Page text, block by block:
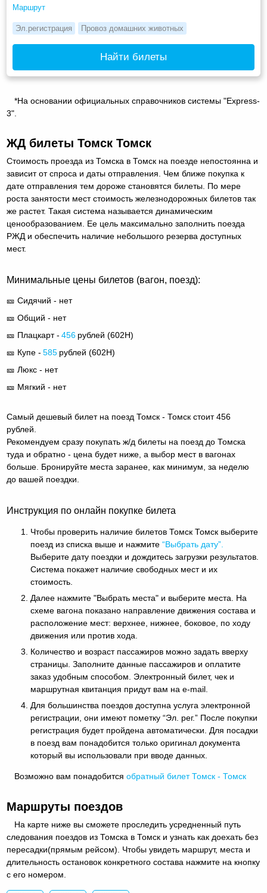
Маршрут
Эл.регистрация Провоз домашних животных
Найти билеты
*На основании официальных справочников системы "Express-
3".
ЖД билеты Томск Томск
Стоимость проезда из Томска в Томск на поезде непостоянна и
зависит от спроса и даты отправления. Чем ближе покупка к
дате отправления тем дороже становятся билеты. По мере
роста занятости мест стоимость железнодорожных билетов так
же растет. Такая система называется динамическим
ценообразованием. Ее цель максимально заполнить поезда
РЖД и обеспечить наличие небольшого резерва доступных
мест.
Минимальные цены билетов (вагон, поезд):
🎫 Сидячий - нет
🎫 Общий - нет
🎫 Плацкарт - 456 рублей (602Н)
🎫 Купе - 585 рублей (602Н)
🎫 Люкс - нет
🎫 Мягкий - нет
Самый дешевый билет на поезд Томск - Томск стоит 456
рублей.
Рекомендуем сразу покупать ж/д билеты на поезд до Томска
туда и обратно - цена будет ниже, а выбор мест в вагонах
больше. Бронируйте места заранее, как минимум, за неделю
до вашей поездки.
Инструкция по онлайн покупке билета
Чтобы проверить наличие билетов Томск Томск выберите
поезд из списка выше и нажмите“Выбрать дату”.
Выберите дату поездки и дождитесь загрузки результатов.
Система покажет наличие свободных мест и их
стоимость.
Далее нажмите "Выбрать места" и выберите места. На
схеме вагона показано направление движения состава и
расположение мест: верхнее, нижнее, боковое, по ходу
движения или против хода.
Количество и возраст пассажиров можно задать вверху
страницы. Заполните данные пассажиров и оплатите
заказ удобным способом. Электронный билет, чек и
маршрутная квитанция придут вам на e-mail.
Для большинства поездов доступна услуга электронной
регистрации, они имеют пометку “Эл. рег.” После покупки
регистрация будет пройдена автоматически. Для посадки
в поезд вам понадобится только оригинал документа
который вы использовали при вводе данных.
Возможно вам понадобитсяобратный билет Томск - Томск
Маршруты поездов
На карте ниже вы сможете проследить усредненный путь
следования поездов из Томска в Томск и узнать как доехать без
пересадки(прямым рейсом). Чтобы увидеть маршрут, места и
длительность остановок конкретного состава нажмите на кнопку
с его номером.